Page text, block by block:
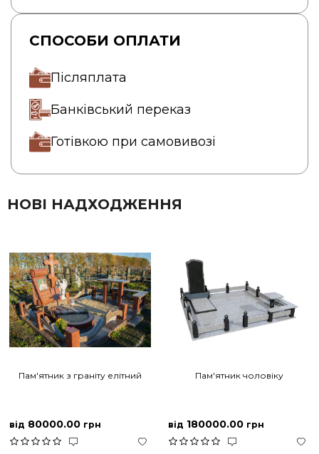
СПОСОБИ ОПЛАТИ
Післяплата
Банківський переказ
Готівкою при самовивозі
НОВІ НАДХОДЖЕННЯ
Пам'ятник з граніту елітний
від 80000.00 грн
Пам'ятник чоловіку
від 180000.00 грн